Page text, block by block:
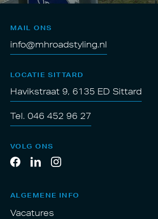
MAIL ONS
info@mhroadstyling.nl
LOCATIE SITTARD
Havikstraat 9, 6135 ED Sittard
Tel. 046 452 96 27
VOLG ONS
ALGEMENE INFO
Vacatures